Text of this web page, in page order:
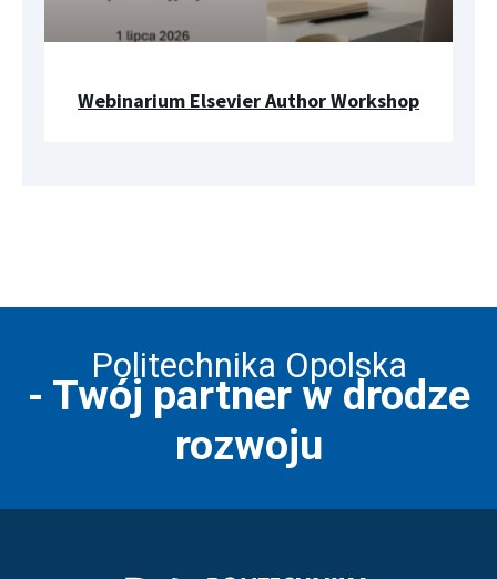
Webinarium Elsevier Author Workshop
Politechnika Opolska
- Twój partner w drodze
rozwoju